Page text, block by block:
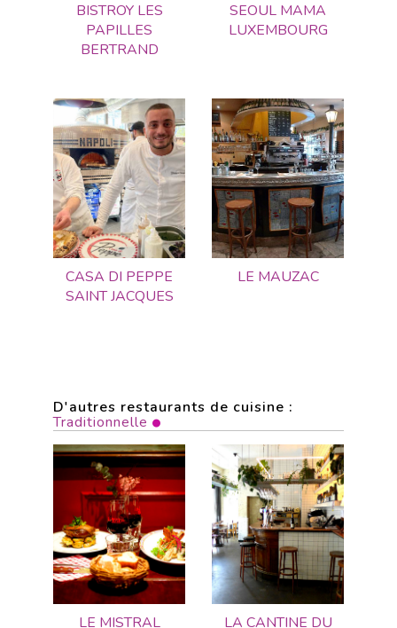
BISTROY LES
PAPILLES
BERTRAND
SEOUL MAMA
LUXEMBOURG
CASA DI PEPPE
SAINT JACQUES
LE MAUZAC
D'autres restaurants de cuisine :
Traditionnelle
LE MISTRAL LA CANTINE DU